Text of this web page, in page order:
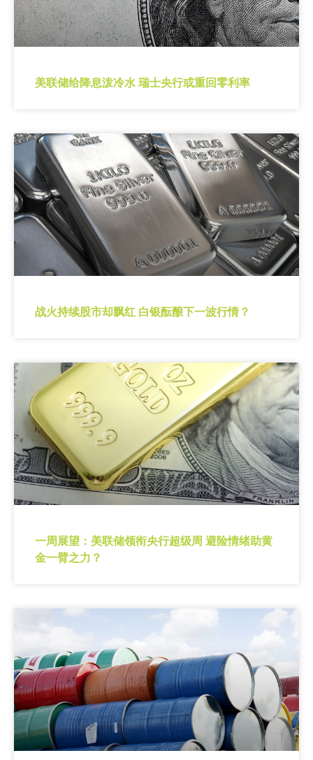
美联储给降息泼冷水 瑞士央行或重回零利率
战火持续股市却飘红 白银酝酿下一波行情？
一周展望：美联储领衔央行超级周 避险情绪助黄
金一臂之力？